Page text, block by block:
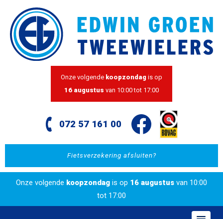
Onze volgende koopzondag is op
16 augustus van 10:00 tot 17:00
Fietsverzekering afsluiten?
072 57 161 00
Onze volgende koopzondag is op 16 augustus van 10:00
tot 17:00